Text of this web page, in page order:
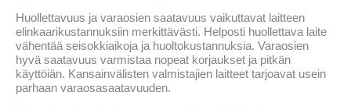
Huollettavuus ja varaosien saatavuus vaikuttavat laitteen
elinkaarikustannuksiin merkittävästi. Helposti huollettava laite
vähentää seisokkiaikoja ja huoltokustannuksia. Varaosien
hyvä saatavuus varmistaa nopeat korjaukset ja pitkän
käyttöiän. Kansainvälisten valmistajien laitteet tarjoavat usein
parhaan varaosasaatavuuden.